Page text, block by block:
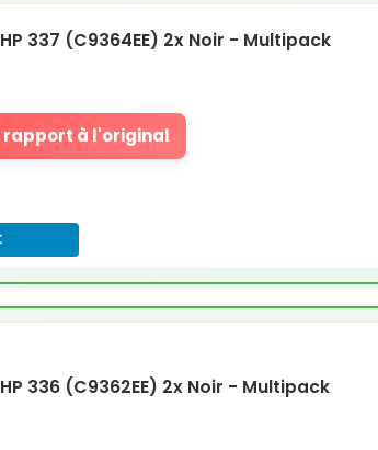
337 (C9364EE) 2x Noir - Multipack
rapport à l'original
336 (C9362EE) 2x Noir - Multipack